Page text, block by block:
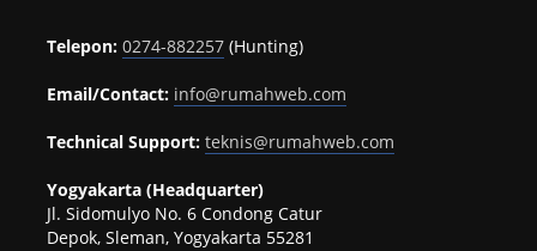
Telepon: 0274-882257 (Hunting)
Email/Contact: info@rumahweb.com
Technical Support: teknis@rumahweb.com
Yogyakarta (Headquarter)
Jl. Sidomulyo No. 6 Condong Catur
Depok, Sleman, Yogyakarta 55281